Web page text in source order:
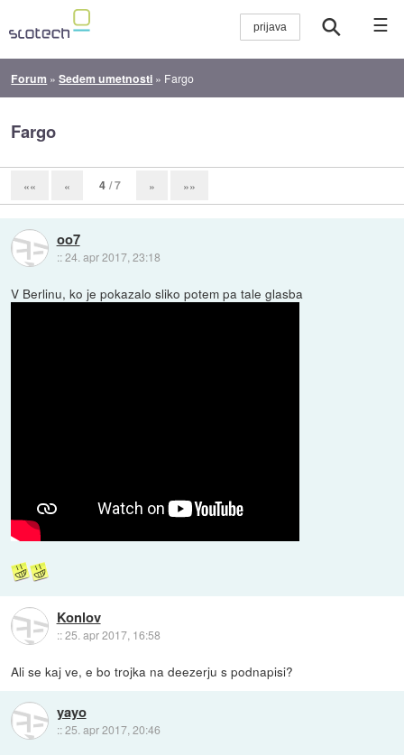
☰
Forum »Sedem umetnosti » Fargo
Fargo
«« « 4 / 7 » »»
oo7
::24. apr 2017, 23:18
V Berlinu, ko je pokazalo sliko potem pa tale glasba
Konlov
::25. apr 2017, 16:58
Ali se kaj ve, e bo trojka na deezerju s podnapisi?
yayo
::25. apr 2017, 20:46